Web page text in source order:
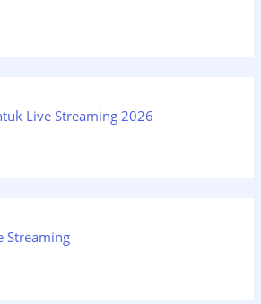
Live Streaming 2026
Streaming